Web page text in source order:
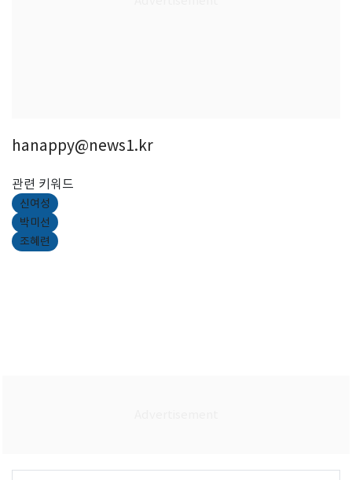
hanappy@news1.kr
관련 키워드
신여성
박미선
조혜련